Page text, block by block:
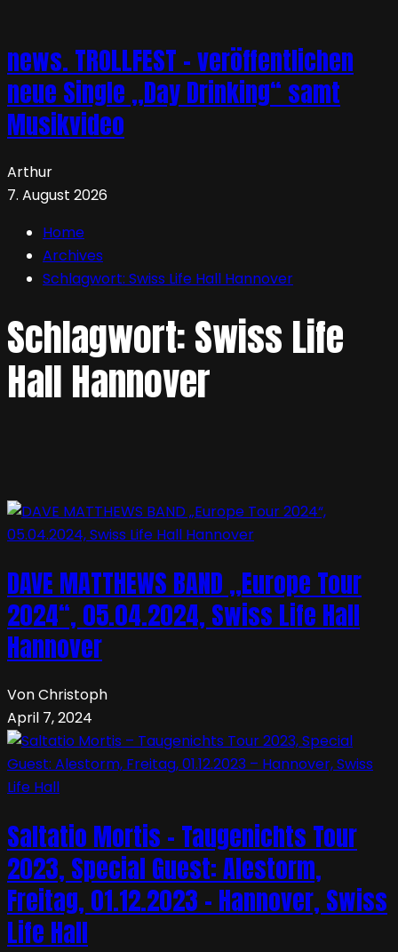
news. TROLLFEST – veröffentlichen
neue Single „Day Drinking“ samt
Musikvideo
Arthur
7. August 2026
Home
Archives
Schlagwort: Swiss Life Hall Hannover
Schlagwort:Swiss Life
Hall Hannover
DAVE MATTHEWS BAND „Europe Tour
2024“, 05.04.2024, Swiss Life Hall
Hannover
Von Christoph
April 7, 2024
Saltatio Mortis – Taugenichts Tour
2023, Special Guest: Alestorm,
Freitag, 01.12.2023 – Hannover, Swiss
Life Hall